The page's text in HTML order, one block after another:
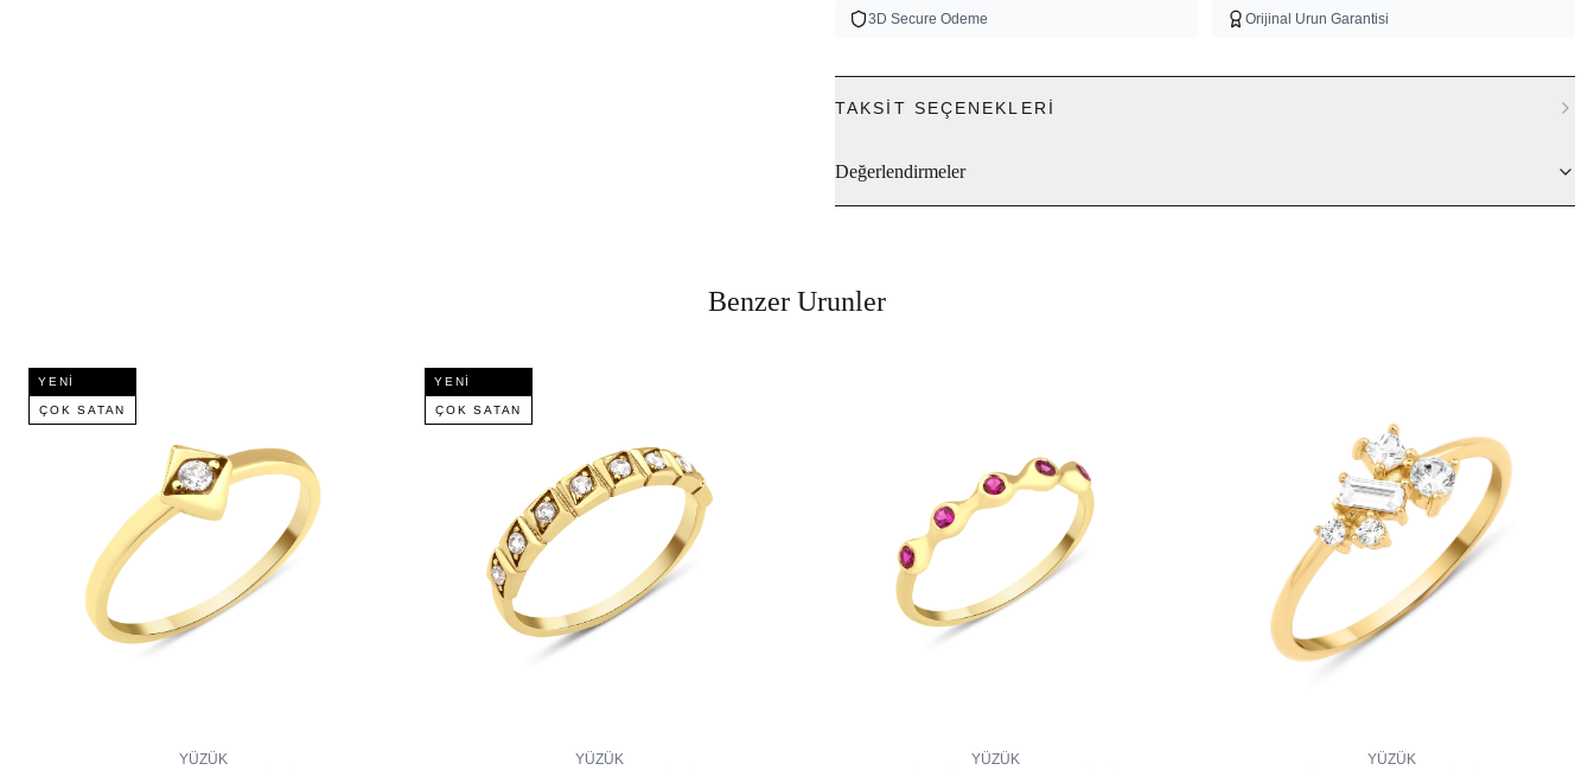
3D Secure Odeme Orijinal Urun Garantisi
TAKSIT SEÇENEKLERI
Değerlendirmeler
Benzer Urunler
YENI
ÇOK SATAN
YÜZÜK
YENI
ÇOK SATAN
YÜZÜK
YÜZÜK
YÜZÜK